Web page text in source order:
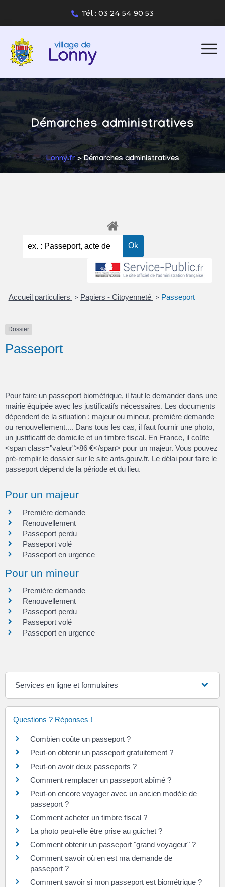
Tél : 03 24 54 90 53
Démarches administratives
Lonny.fr> Démarches administratives
Accueil particuliers > Papiers - Citoyenneté > Passeport
Dossier
Passeport
Pour faire un passeport biométrique, il faut le demander dans une
mairie équipée avec les justificatifs nécessaires. Les documents
dépendent de la situation : majeur ou mineur, première demande
ou renouvellement.... Dans tous les cas, il faut fournir une photo,
un justificatif de domicile et un timbre fiscal. En France, il coûte
<span class="valeur">86 €</span> pour un majeur. Vous pouvez
pré-remplir le dossier sur le site ants.gouv.fr. Le délai pour faire le
passeport dépend de la période et du lieu.
Pour un majeur
Première demande
Renouvellement
Passeport perdu
Passeport volé
Passeport en urgence
Pour un mineur
Première demande
Renouvellement
Passeport perdu
Passeport volé
Passeport en urgence
Services en ligne et formulaires
Questions ? Réponses !
Combien coûte un passeport ?
Peut-on obtenir un passeport gratuitement ?
Peut-on avoir deux passeports ?
Comment remplacer un passeport abîmé ?
Peut-on encore voyager avec un ancien modèle de
passeport ?
Comment acheter un timbre fiscal ?
La photo peut-elle être prise au guichet ?
Comment obtenir un passeport "grand voyageur" ?
Comment savoir où en est ma demande de
passeport ?
Comment savoir si mon passeport est biométrique ?